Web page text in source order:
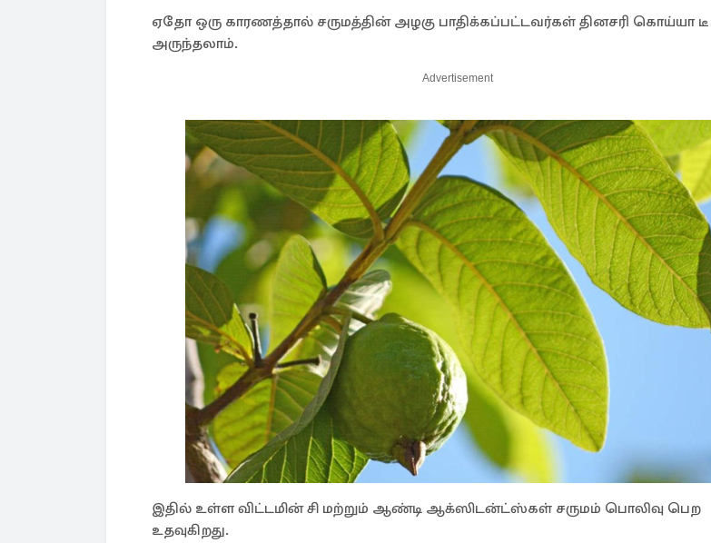
ஏதோ ஒரு காரணத்தால் சருமத்தின் அழகு பாதிக்கப்பட்டவர்கள் தினசரி கொய்யா டீ
அருந்தலாம்.
Advertisement
இதில் உள்ள விட்டமின் சி மற்றும் ஆண்டி ஆக்ஸிடன்ட்ஸ்கள் சருமம் பொலிவு பெற
உதவுகிறது.